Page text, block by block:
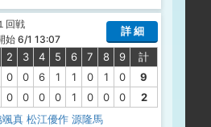
回戦
始 6/1 13:07
詳 細
2 3 4 5 6 7 8 9
計
0 0 6 1 1 0 1 0
9
0 0 0 0 1 0 0 0
2
颯真 松江優作 源隆馬